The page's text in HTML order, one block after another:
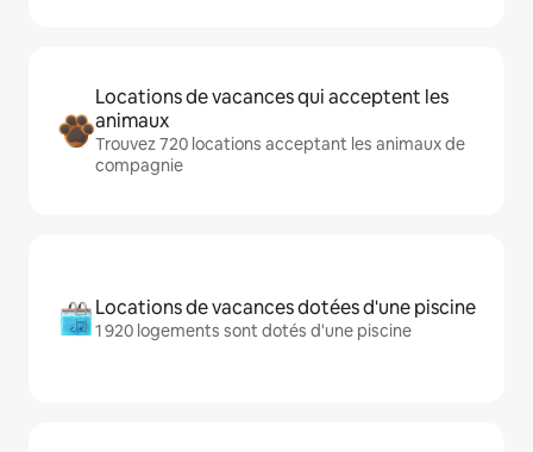
Locations de vacances qui acceptent les
animaux
Trouvez 720 locations acceptant les animaux de
compagnie
Locations de vacances dotées d'une piscine
1 920 logements sont dotés d'une piscine